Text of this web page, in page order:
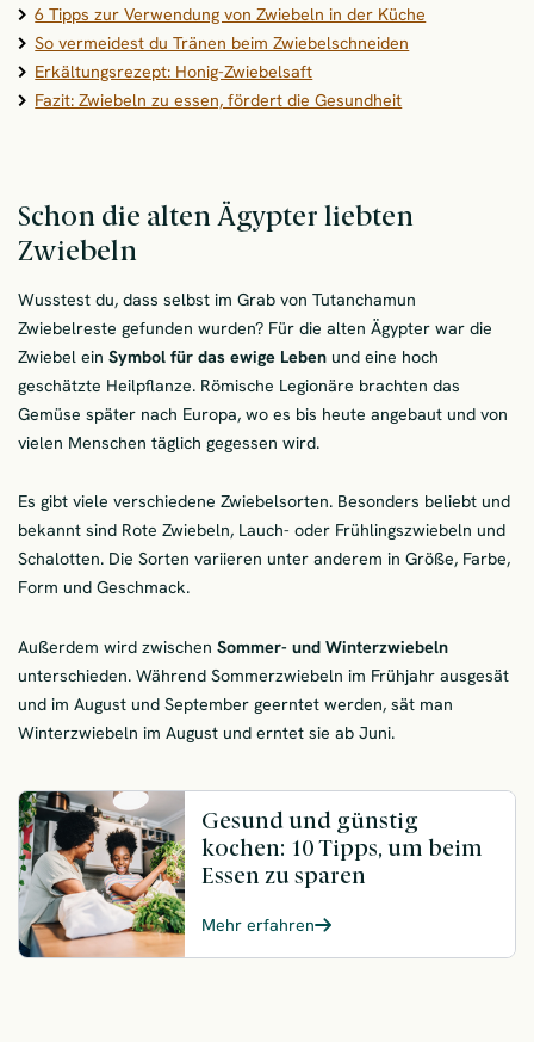
6 Tipps zur Verwendung von Zwiebeln in der Küche
So vermeidest du Tränen beim Zwiebelschneiden
Erkältungsrezept: Honig-Zwiebelsaft
Fazit: Zwiebeln zu essen, fördert die Gesundheit
Schon die alten Ägypter liebten
Zwiebeln
Wusstest du, dass selbst im Grab von Tutanchamun
Zwiebelreste gefunden wurden? Für die alten Ägypter war die
Zwiebel ein Symbol für das ewige Leben und eine hoch
geschätzte Heilpflanze. Römische Legionäre brachten das
Gemüse später nach Europa, wo es bis heute angebaut und von
vielen Menschen täglich gegessen wird.
Es gibt viele verschiedene Zwiebelsorten. Besonders beliebt und
bekannt sind Rote Zwiebeln, Lauch- oder Frühlingszwiebeln und
Schalotten. Die Sorten variieren unter anderem in Größe, Farbe,
Form und Geschmack.
Außerdem wird zwischen Sommer- und Winterzwiebeln
unterschieden. Während Sommerzwiebeln im Frühjahr ausgesät
und im August und September geerntet werden, sät man
Winterzwiebeln im August und erntet sie ab Juni.
Gesund und günstig
kochen: 10 Tipps, um beim
Essen zu sparen
Mehr erfahren